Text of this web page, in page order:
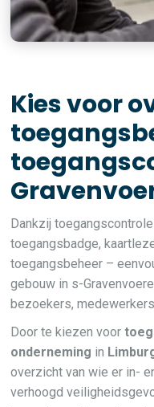
Kies voor
Dankzij
toegangsbadge,
toegangsbeheer –
gebouw in s-
bezoekers,
Door te kiezen voor
onderneming in
overzicht van wie er in-
verhoogd